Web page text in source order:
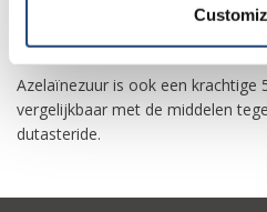
een tyrosinase-remmer
van melanine.
Azelaïnezuur is ook een krachtige
vergelijkbaar met de middelen
dutasteride.